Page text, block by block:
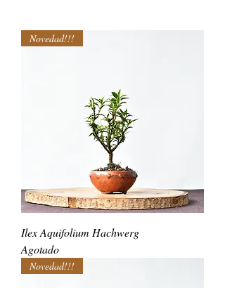
Novedad!!!
Ilex Aquifolium Hachwerg
Agotado
Novedad!!!